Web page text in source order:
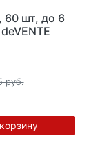
60 шт, до 6
руб.